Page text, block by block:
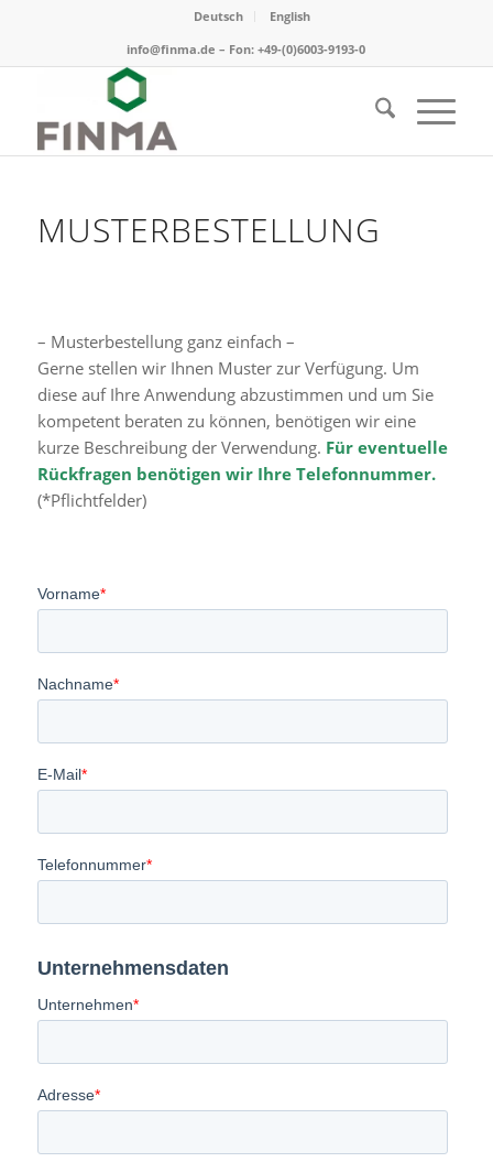
Deutsch
English
info@finma.de – Fon: +49-(0)6003-9193-0
MUSTERBESTELLUNG
– Musterbestellung ganz einfach –
Gerne stellen wir Ihnen Muster zur Verfügung. Um
diese auf Ihre Anwendung abzustimmen und um Sie
kompetent beraten zu können, benötigen wir eine
kurze Beschreibung der Verwendung. Für eventuelle
Rückfragen benötigen wir Ihre Telefonnummer.
(*Pflichtfelder)